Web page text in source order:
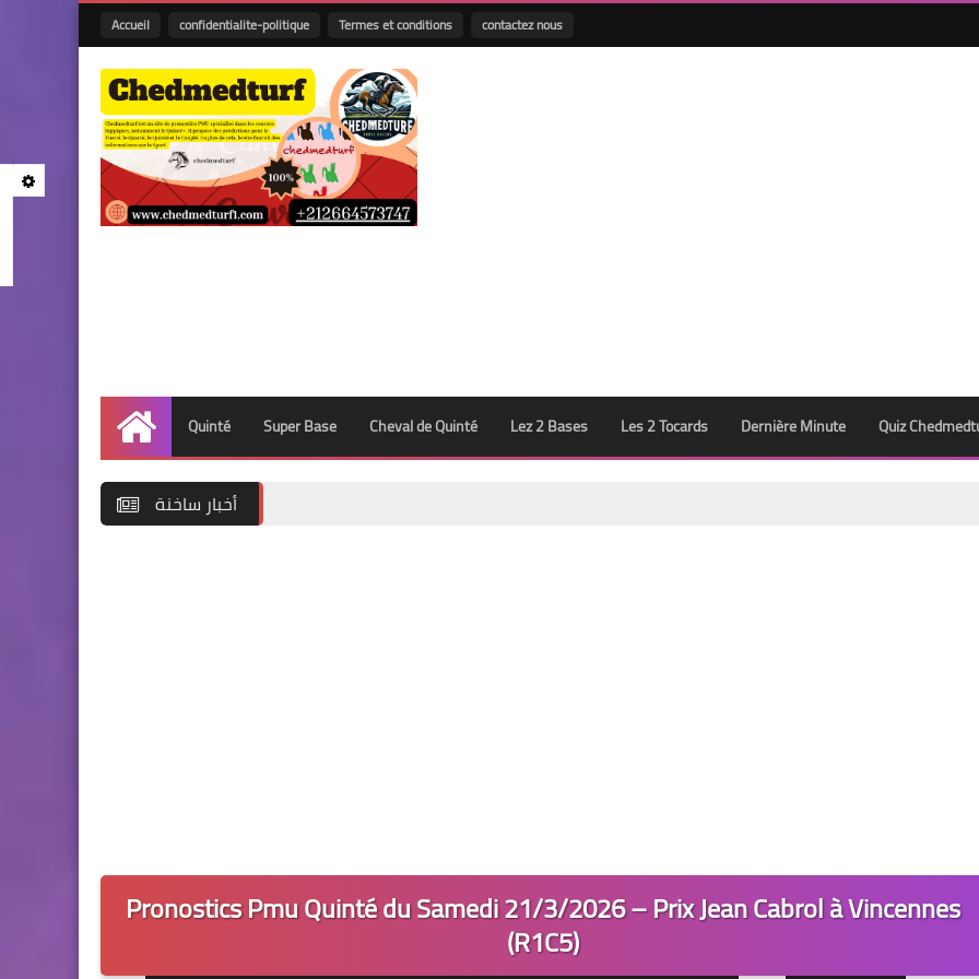
Accueil confidentialite-politique Termes et conditions contactez nous
Accueil
Quinté Super Base Cheval de Quinté Lez 2 Bases Les 2 Tocards Dernière Minute Quiz
أخبار ساخنة
Pronostics Pmu Quinté du Samedi 21/3/2026 – Prix Jean Cabrol à Vincennes
(R1C5)